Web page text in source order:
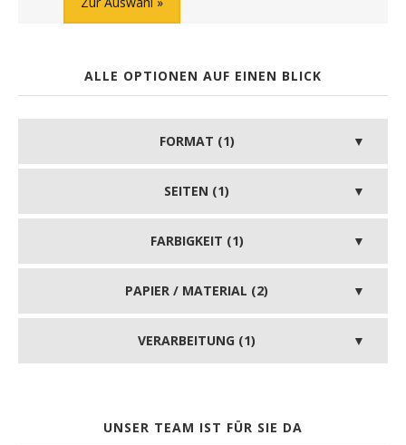
ALLE OPTIONEN AUF EINEN BLICK
FORMAT (1)
SEITEN (1)
FARBIGKEIT (1)
PAPIER / MATERIAL (2)
VERARBEITUNG (1)
UNSER TEAM IST FÜR SIE DA